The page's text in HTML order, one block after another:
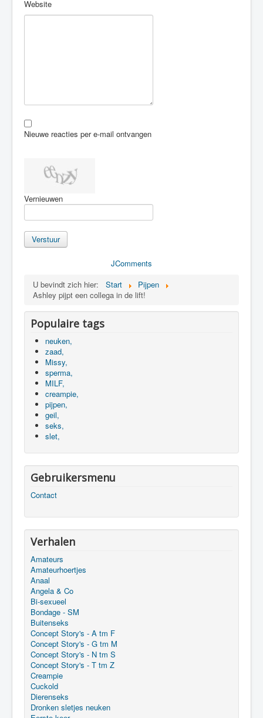
Website
Nieuwe reacties per e-mail ontvangen
Vernieuwen
Verstuur
JComments
U bevindt zich hier:
Start
Pijpen
Ashley pijpt een collega in de lift!
Populaire tags
neuken,
zaad,
Missy,
sperma,
MILF,
creampie,
pijpen,
geil,
seks,
slet,
Gebruikersmenu
Contact
Verhalen
Amateurs
Amateurhoertjes
Anaal
Angela & Co
Bi-sexueel
Bondage - SM
Buitenseks
Concept Story's - A tm F
Concept Story's - G tm M
Concept Story's - N tm S
Concept Story's - T tm Z
Creampie
Cuckold
Dierenseks
Dronken sletjes neuken